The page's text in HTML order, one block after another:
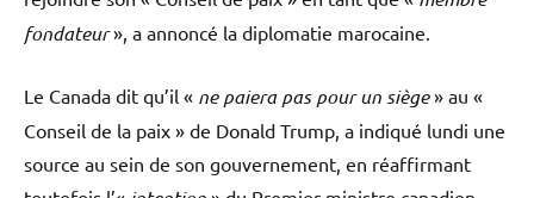
fondateur», a annoncé la diplomatie marocaine.
Le Canada dit qu’il « ne paiera pas pour un siège» au «
Conseil de la paix » de Donald Trump, a indiqué lundi une
source au sein de son gouvernement, en réaffirmant